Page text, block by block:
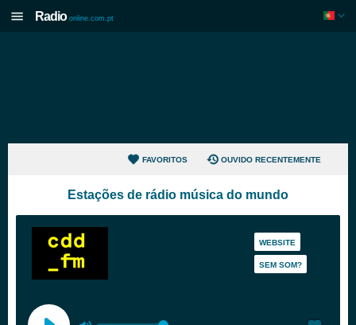
Radio online.com.pt
FAVORITOS OUVIDO RECENTEMENTE
Estações de rádio música do mundo
WEBSITE
SEM SOM?